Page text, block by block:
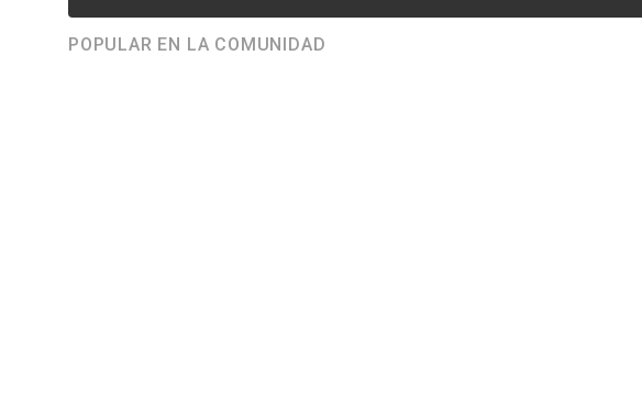
POPULAR EN LA COMUNIDAD